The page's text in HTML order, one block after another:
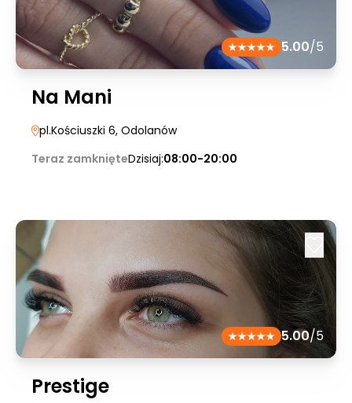
5.00/5
Na Mani
pl.Kościuszki 6, Odolanów
Teraz zamknięteDzisiaj:08:00-20:00
5.00/5
Prestige